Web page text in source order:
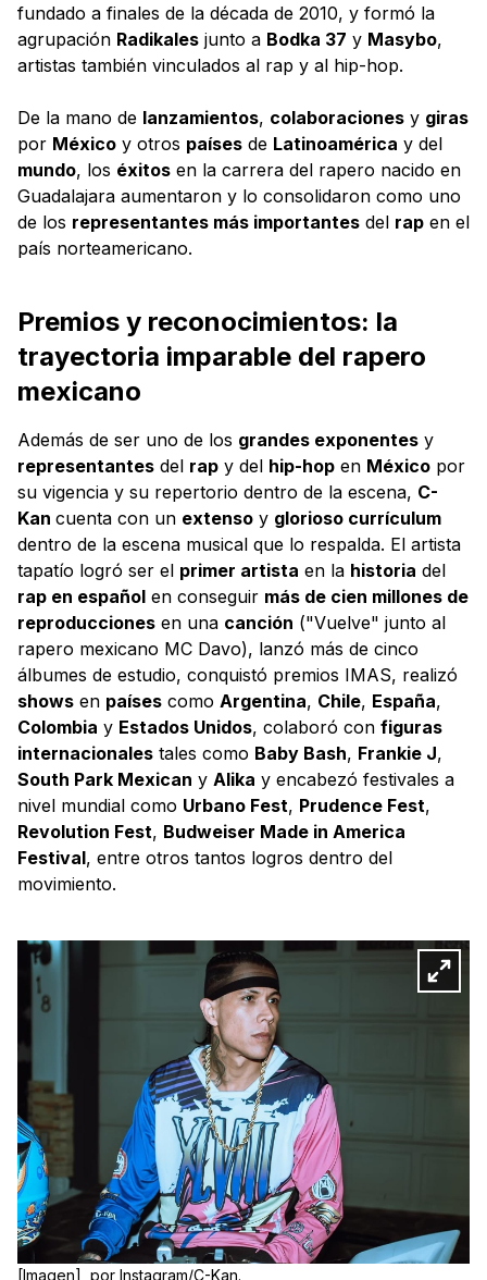
fundado a finales de la década de 2010, y formó la
agrupación Radikales junto a Bodka 37 y Masybo,
artistas también vinculados al rap y al hip-hop.
De la mano de lanzamientos, colaboraciones y giras
por México y otros países de Latinoamérica y del
mundo, los éxitos en la carrera del rapero nacido en
Guadalajara aumentaron y lo consolidaron como uno
de los representantes más importantes del rap en el
país norteamericano.
Premios y reconocimientos: la
trayectoria imparable del rapero
mexicano
Además de ser uno de los grandes exponentes y
representantes del rap y del hip-hop en México por
su vigencia y su repertorio dentro de la escena, C-
Kan cuenta con un extenso y glorioso currículum
dentro de la escena musical que lo respalda. El artista
tapatío logró ser el primer artista en la historia del
rap en español en conseguir más de cien millones de
reproducciones en una canción ("Vuelve" junto al
rapero mexicano MC Davo), lanzó más de cinco
álbumes de estudio, conquistó premios IMAS, realizó
shows en países como Argentina, Chile, España,
Colombia y Estados Unidos, colaboró con figuras
internacionales tales como Baby Bash, Frankie J,
South Park Mexican y Alika y encabezó festivales a
nivel mundial como Urbano Fest, Prudence Fest,
Revolution Fest, Budweiser Made in America
Festival, entre otros tantos logros dentro del
movimiento.
[Imagen], por Instagram/C-Kan.